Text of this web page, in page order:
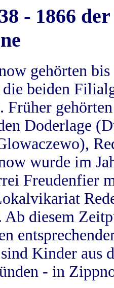
- 1866
gehörten
beiden
Früher
Doderlage
wurde im
Freudenfier
diesem
Kinder aus
- in